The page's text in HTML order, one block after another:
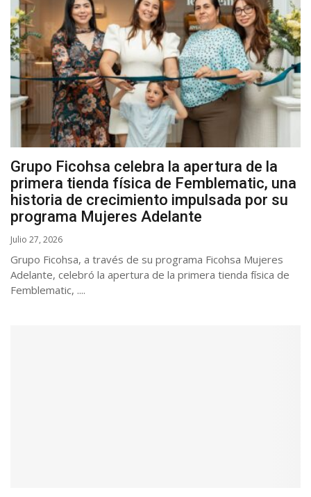
Grupo Ficohsa celebra la apertura de la
primera tienda física de Femblematic, una
historia de crecimiento impulsada por su
programa Mujeres Adelante
Julio 27, 2026
Grupo Ficohsa, a través de su programa Ficohsa Mujeres
Adelante, celebró la apertura de la primera tienda física de
Femblematic, ....